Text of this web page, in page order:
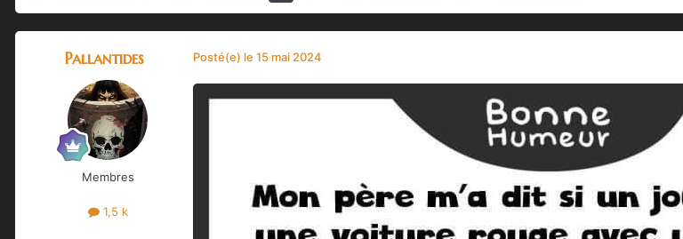
Pallantides
Membres
1,5 k
Posté(e) le 15 mai 2024